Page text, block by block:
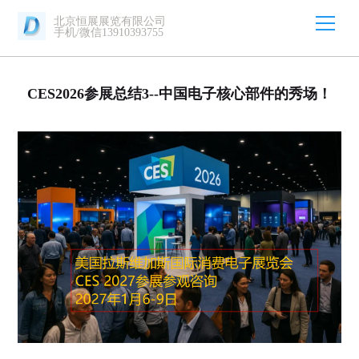
北京恒展展览有限公司
手机/微信13910393755
CES2026参展总结3--中国电子核心部件的秀场！